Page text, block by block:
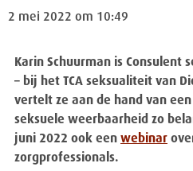
2 mei 2022 om 10:49
Karin Schuurman is Consulent
– bij het TCA seksualiteit van
vertelt ze aan de hand van
seksuele weerbaarheid zo
juni 2022 ook een webinar
zorgprofessionals.
Wonen bij Dichterbij
Zinvolle dagbesteding
Vrije